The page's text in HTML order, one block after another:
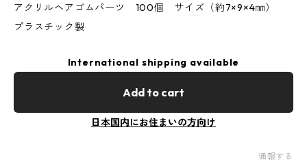
アクリルヘアゴムパーツ 100個 サイズ（約7×9×4㎜）
プラスチック製
International shipping available
Add to cart
日本国内にお住まいの方向け
通報する